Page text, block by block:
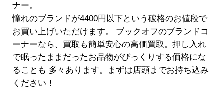
ナー。
憧れのブランドが4400円以下という破格のお値段で
お買い上げいただけます。 ブックオフのブランドコ
ーナーなら、買取も簡単安心の高価買取。押し入れ
で眠ったままだったお品物がびっくりする価格にな
ることも 多々あります。まずは店頭までお持ち込み
ください！